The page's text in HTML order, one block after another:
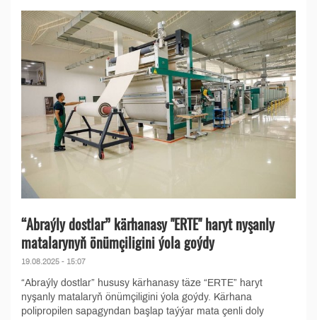
“Abraýly dostlar” kärhanasy "ERTE" haryt nyşanly
matalarynyň önümçiligini ýola goýdy
19.08.2025 - 15:07
“Abraýly dostlar” hususy kärhanasy täze “ERTE” haryt
nyşanly matalaryň önümçiligini ýola goýdy. Kärhana
polipropilen sapagyndan başlap taýýar mata çenli doly